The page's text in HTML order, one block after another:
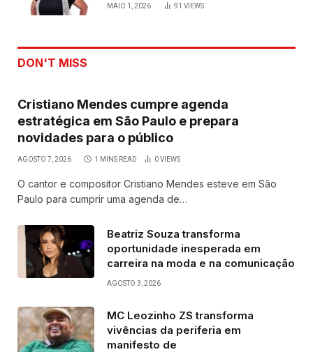
MAIO 1, 2026 91 VIEWS
DON'T MISS
Cristiano Mendes cumpre agenda
estratégica em São Paulo e prepara
novidades para o público
AGOSTO 7, 2026 1 MINS READ 0VIEWS
O cantor e compositor Cristiano Mendes esteve em São
Paulo para cumprir uma agenda de…
Beatriz Souza transforma
oportunidade inesperada em
carreira na moda e na comunicação
AGOSTO 3, 2026
MC Leozinho ZS transforma
vivências da periferia em
manifesto de